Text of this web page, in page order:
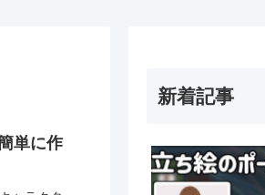
単に作
新着記事